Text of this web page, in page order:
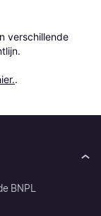
verschillende
.
BNPL